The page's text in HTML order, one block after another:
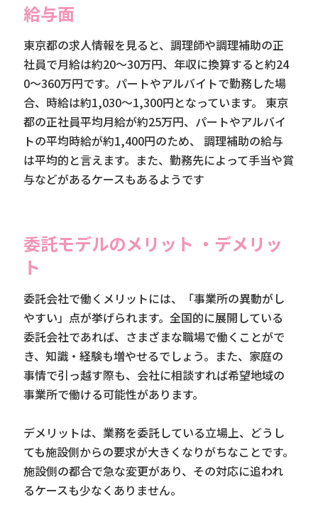
給与面
東京都の求人情報を見ると、調理師や調理補助の正
社員で月給は約20～30万円、年収に換算すると約24
0～360万円です。パートやアルバイトで勤務した場
合、時給は約1,030～1,300円となっています。 東京
都の正社員平均月給が約25万円、パートやアルバイ
トの平均時給が約1,400円のため、 調理補助の給与
は平均的と言えます。また、勤務先によって手当や賞
与などがあるケースもあるようです
委託モデルのメリット ・デメリッ
ト
委託会社で働くメリットには、「事業所の異動がし
やすい」点が挙げられます。全国的に展開している
委託会社であれば、さまざまな職場で働くことがで
き、知識・経験も増やせるでしょう。また、家庭の
事情で引っ越す際も、会社に相談すれば希望地域の
事業所で働ける可能性があります。
デメリットは、業務を委託している立場上、どうし
ても施設側からの要求が大きくなりがちなことです。
施設側の都合で急な変更があり、その対応に追われ
るケースも少なくありません。